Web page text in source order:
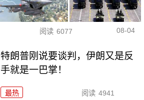
阅读 6077 08-04
特朗普刚说要谈判，伊朗又是反
手就是一巴掌！
最热 阅读 4941